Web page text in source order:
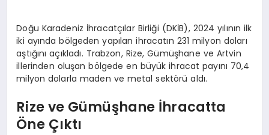
Doğu Karadeniz İhracatçılar Birliği (DKİB), 2024 yılının ilk
iki ayında bölgeden yapılan ihracatın 231 milyon doları
aştığını açıkladı. Trabzon, Rize, Gümüşhane ve Artvin
illerinden oluşan bölgede en büyük ihracat payını 70,4
milyon dolarla maden ve metal sektörü aldı.
Rize ve Gümüşhane İhracatta
Öne Çıktı